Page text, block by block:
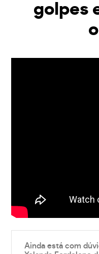
golpes
Ainda está com